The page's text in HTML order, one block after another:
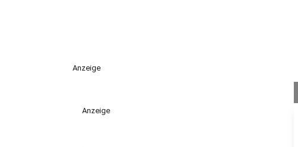
Anzeige
Anzeige